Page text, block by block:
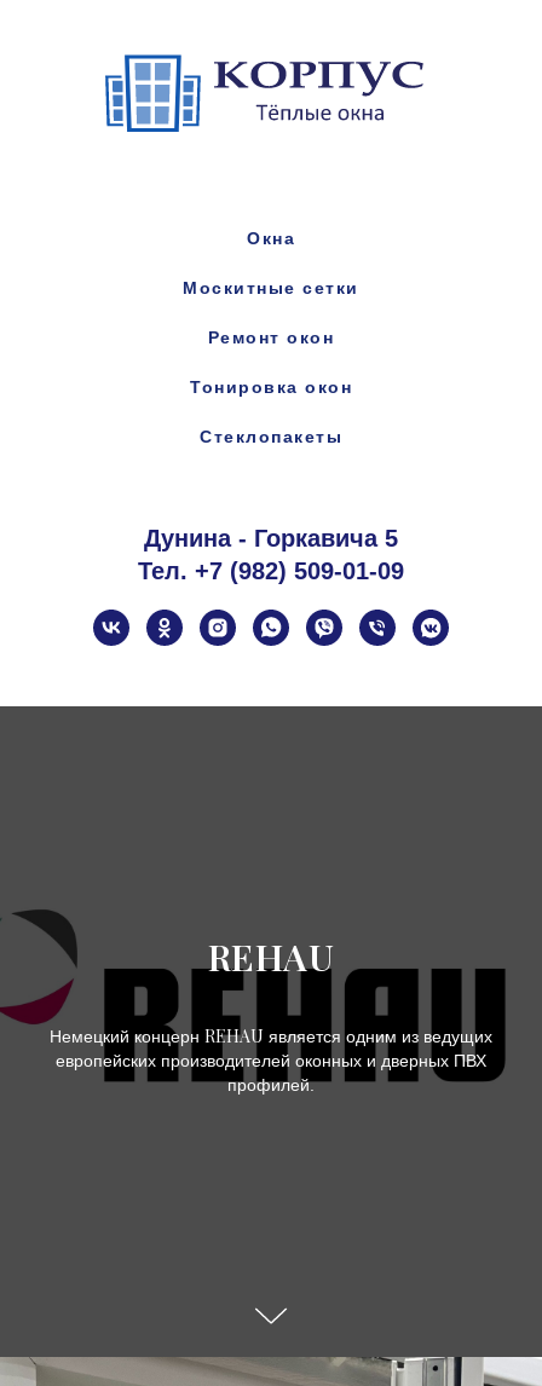
Окна
Москитные сетки
Ремонт окон
Тонировка окон
Стеклопакеты
Дунина - Горкавича 5
Тел. +7 (982) 509-01-09
REHAU
Немецкий концерн REHAU является одним из ведущих
европейских производителей оконных и дверных ПВХ
профилей.